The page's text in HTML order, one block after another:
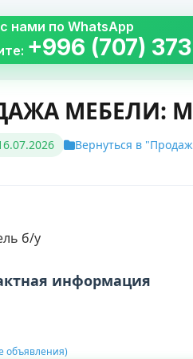
нами по WhatsApp
+996 (707)
МЕБЕЛИ:
Вернуться в
б/у
информация
объявления)